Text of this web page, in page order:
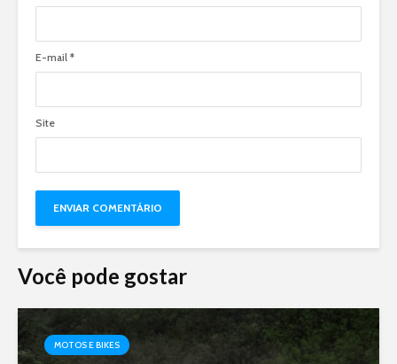
E-mail *
Site
Você pode gostar
MOTOS E BIKES